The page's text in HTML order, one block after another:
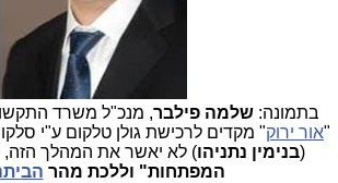
בתמונה: שלמה פילבר, מנכ"ל משרד
"אור ירוק" מקדים לרכישת גולן טלקום ע"י
(בנימין נתניהו) לא יאשר את המהלך הזה,
המפתחות" וללכת מהר